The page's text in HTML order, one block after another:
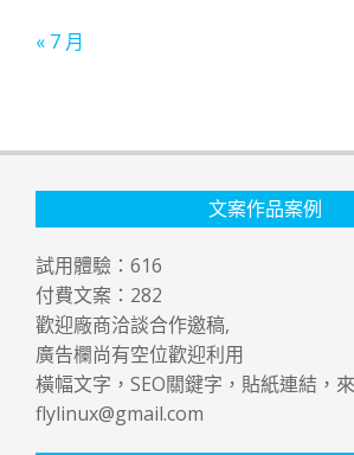
« 7 月
文案作品案例
試用體驗： 616
付費文案： 282
歡迎廠商洽談合作邀稿,
廣告欄尚有空位歡迎利用
橫幅文字，SEO關鍵字，貼紙連結，來
flylinux@gmail.com